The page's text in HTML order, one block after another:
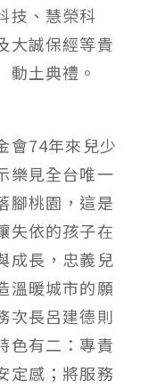
技、慧榮科
大誠保經等貴
動土典禮。
會74年來兒少
樂見全台唯一
腳桃園，這是
失依的孩子在
成長，忠義兒
溫暖城市的願
次長呂建德則
色有二：專責
定感；將服務